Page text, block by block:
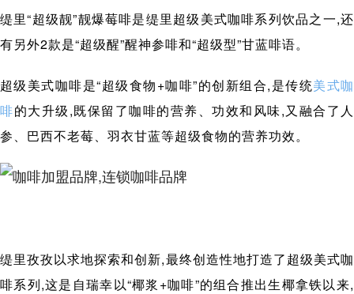
缇里“超级靓”靓爆莓啡是缇里超级美式咖啡系列饮品之一,还
有另外2款是“超级醒”醒神参啡和“超级型”甘蓝啡语。
超级美式咖啡是“超级食物+咖啡”的创新组合,是传统美式咖
啡的大升级,既保留了咖啡的营养、功效和风味,又融合了人
参、巴西不老莓、羽衣甘蓝等超级食物的营养功效。
缇里孜孜以求地探索和创新,最终创造性地打造了超级美式咖
啡系列,这是自瑞幸以“椰浆+咖啡”的组合推出生椰拿铁以来,